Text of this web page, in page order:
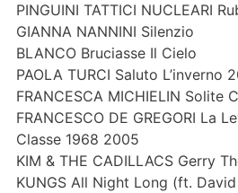
PINGUINI TATTICI NUCLEARI
GIANNA NANNINI Silenzio
BLANCO Bruciasse Il Cielo
PAOLA TURCI Saluto L’inverno
FRANCESCA MICHIELIN Solite
FRANCESCO DE GREGORI La
Classe 1968 2005
KIM & THE CADILLACS Gerry
KUNGS All Night Long (ft.